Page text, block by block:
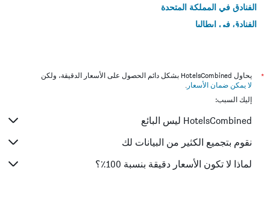
الفنادق في المملكة المتحدة
الفنادق في إيطاليا
*
يحاول HotelsCombined بشكل دائم الحصول على الأسعار الدقيقة، ولكن
لا يمكن ضمان الأسعار .
إليك السبب:
HotelsCombined ليس البائع
نقوم بتجميع الكثير من البيانات لك
لماذا لا تكون الأسعار دقيقة بنسبة 100٪؟